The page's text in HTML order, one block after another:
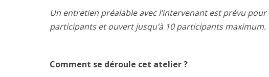
Un entretien préalable avec l’intervenant est prévu
participants et ouvert jusqu’à 10 participants maximum.
Comment se déroule cet atelier?